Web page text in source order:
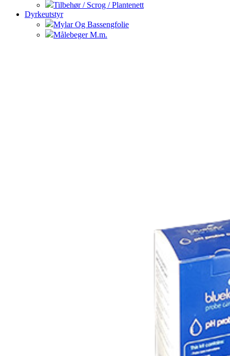
Tilbehør / Scrog / Plantenett
Dyrkeutstyr
Mylar Og Bassengfolie
Målebeger M.m.